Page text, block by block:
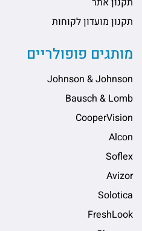
תקנון מועדון לקוחות
מותגים פופולריים
Johnson & Johnson
Bausch & Lomb
CooperVision
Alcon
Soflex
Avizor
Solotica
FreshLook